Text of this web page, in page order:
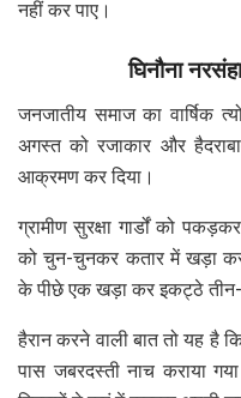
नहीं कर पाए।
घिनौना
जनजातीय समाज का वार्षिक
अगस्त को रजाकार और
आक्रमण कर दिया।
ग्रामीण सुरक्षा गार्डों को पकड़कर
को चुन-चुनकर कतार में खड़ा
के पीछे एक खड़ा कर इकट्ठे तीन-
हैरान करने वाली बात तो यह है
पास जबरदस्ती नाच कराया